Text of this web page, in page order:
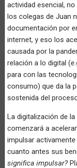
actividad esencial,
los colegas de Juan
documentación por
internet, y eso los
causada por la
relación a lo digital
para con las
consumo) que da la
sostenida del
La digitalización de
comenzará a
impulsar
cuanto antes sus
significa impulsar?